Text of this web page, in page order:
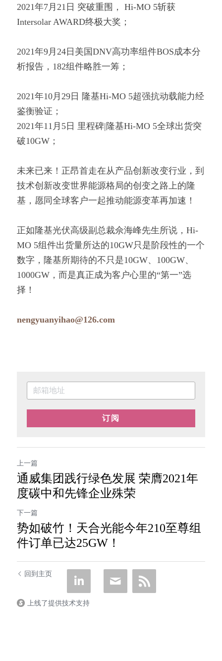
2021年7月21日 突破重围， Hi-MO 5斩获
Intersolar AWARD终极大奖；
2021年9月24日美国DNV高功率组件BOS成本分
析报告，182组件略胜一筹；
2021年10月29日 隆基Hi-MO 5超强抗动载能力经
鉴衡验证；
2021年11月5日 里程碑|隆基Hi-MO 5全球出货突
破10GW；
未来已来！正昂首走在从产品创新改变行业，到
技术创新改变世界能源格局的创变之路上的隆
基，愿同全球客户一起推动能源变革再加速！
正如隆基光伏高级副总裁佘海峰先生所说，Hi-
MO 5组件出货量所达的10GW只是阶段性的一个
数字，隆基所期待的不只是10GW、100GW、
1000GW，而是真正成为客户心里的“第一”选
择！
nengyuanyihao@126.com
订阅
上一篇
通威集团践行绿色发展 荣膺2021年
度碳中和先锋企业殊荣
下一篇
势如破竹！天合光能今年210至尊组
件订单已达25GW！
回到主页
上线了提供技术支持